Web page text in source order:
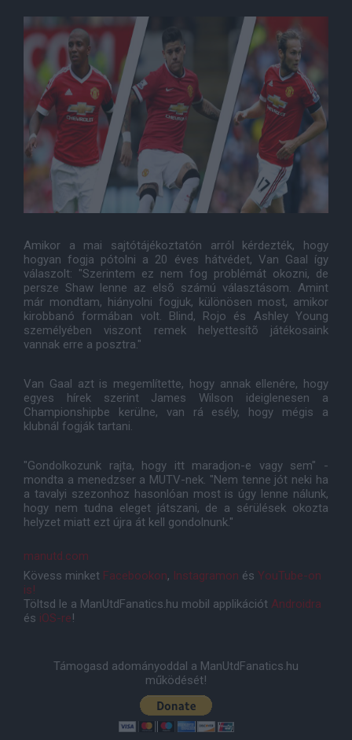
Amikor a mai sajtótájékoztatón arról kérdezték, hogy
hogyan fogja pótolni a 20 éves hátvédet, Van Gaal így
válaszolt: "Szerintem ez nem fog problémát okozni, de
persze Shaw lenne az elsõ számú választásom. Amint
már mondtam, hiányolni fogjuk, különösen most, amikor
kirobbanó formában volt. Blind, Rojo és Ashley Young
személyében viszont remek helyettesítõ játékosaink
vannak erre a posztra."
Van Gaal azt is megemlítette, hogy annak ellenére, hogy
egyes hírek szerint James Wilson ideiglenesen a
Championshipbe kerülne, van rá esély, hogy mégis a
klubnál fogják tartani.
"Gondolkozunk rajta, hogy itt maradjon-e vagy sem" -
mondta a menedzser a MUTV-nek. "Nem tenne jót neki ha
a tavalyi szezonhoz hasonlóan most is úgy lenne nálunk,
hogy nem tudna eleget játszani, de a sérülések okozta
helyzet miatt ezt újra át kell gondolnunk."
manutd.com
Kövess minket Facebookon, Instagramon és YouTube-on
is!
Töltsd le a ManUtdFanatics.hu mobil applikációt Androidra
és iOS-re!
Támogasd adományoddal a ManUtdFanatics.hu
működését!